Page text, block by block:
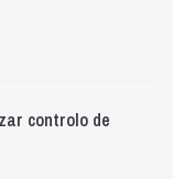
controlo de